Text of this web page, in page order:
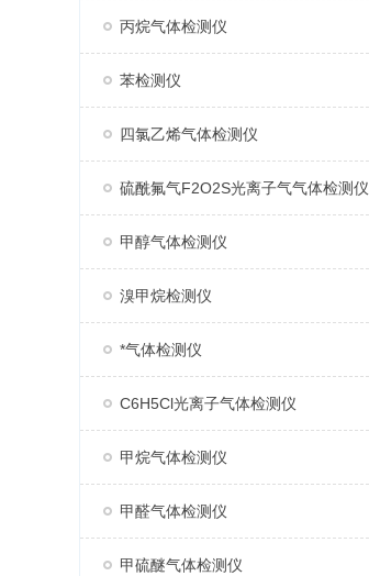
丙烷气体检测仪
苯检测仪
四氯乙烯气体检测仪
硫酰氟气F2O2S光离子气气体检测仪
甲醇气体检测仪
溴甲烷检测仪
*气体检测仪
C6H5Cl光离子气体检测仪
甲烷气体检测仪
甲醛气体检测仪
甲硫醚气体检测仪